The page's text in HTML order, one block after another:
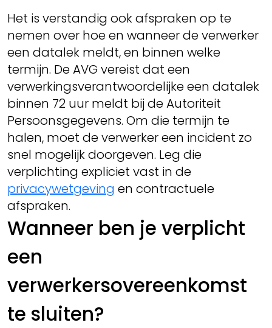
Het is verstandig ook afspraken op te
nemen over hoe en wanneer de verwerker
een datalek meldt, en binnen welke
termijn. De AVG vereist dat een
verwerkingsverantwoordelijke een datalek
binnen 72 uur meldt bij de Autoriteit
Persoonsgegevens. Om die termijn te
halen, moet de verwerker een incident zo
snel mogelijk doorgeven. Leg die
verplichting expliciet vast in de
privacywetgeving en contractuele
afspraken.
Wanneer ben je verplicht
een
verwerkersovereenkomst
te sluiten?